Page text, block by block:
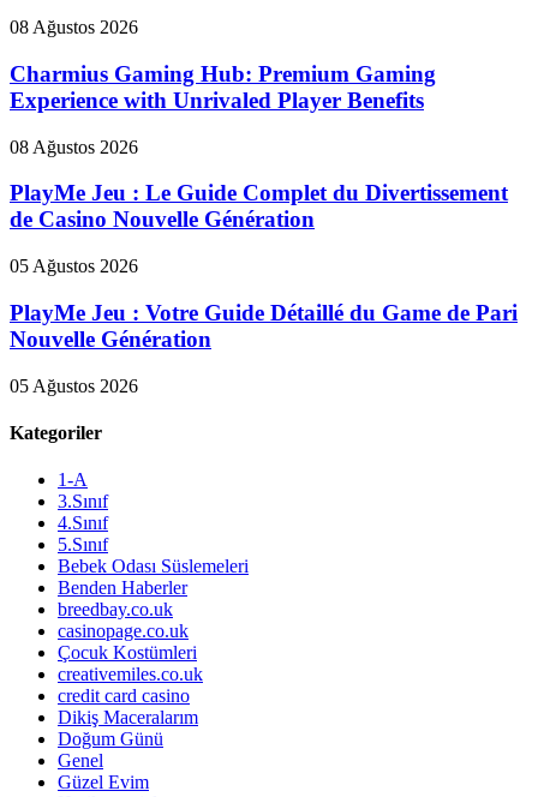
08 Ağustos 2026
Charmius Gaming Hub: Premium Gaming
Experience with Unrivaled Player Benefits
08 Ağustos 2026
PlayMe Jeu : Le Guide Complet du Divertissement
de Casino Nouvelle Génération
05 Ağustos 2026
PlayMe Jeu : Votre Guide Détaillé du Game de Pari
Nouvelle Génération
05 Ağustos 2026
Kategoriler
1-A
3.Sınıf
4.Sınıf
5.Sınıf
Bebek Odası Süslemeleri
Benden Haberler
breedbay.co.uk
casinopage.co.uk
Çocuk Kostümleri
creativemiles.co.uk
credit card casino
Dikiş Maceralarım
Doğum Günü
Genel
Güzel Evim